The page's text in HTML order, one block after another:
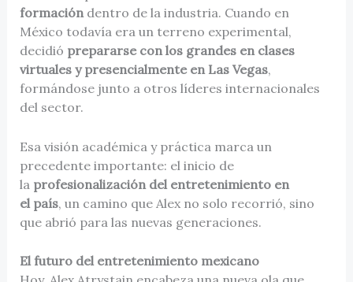
formacióndentro de la industria. Cuando en
México todavía era un terreno experimental,
decidió prepararse con los grandes en clases
virtuales y presencialmente en Las Vegas,
formándose junto a otros líderes internacionales
del sector.
Esa visión académica y práctica marca un
precedente importante: el inicio de
la profesionalización del entretenimiento en
el país, un camino que Alex no solo recorrió, sino
que abrió para las nuevas generaciones.
El futuro del entretenimiento mexicano